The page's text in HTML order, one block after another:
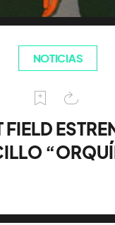
NOTICIAS
FIELD